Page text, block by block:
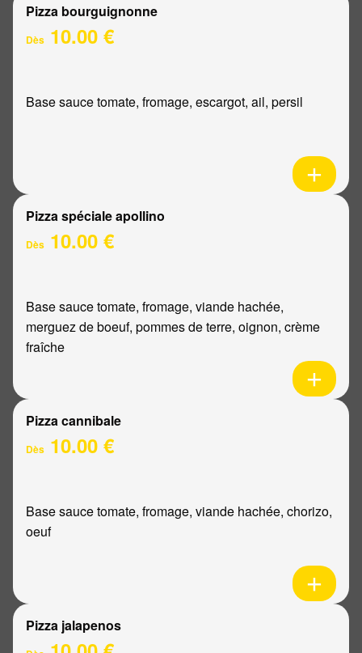
Pizza bourguignonne
Dès 10.00 €
Base sauce tomate, fromage, escargot, ail, persil
Pizza spéciale apollino
Dès 10.00 €
Base sauce tomate, fromage, viande hachée,
merguez de boeuf, pommes de terre, oignon, crème
fraîche
Pizza cannibale
Dès 10.00 €
Base sauce tomate, fromage, viande hachée, chorizo,
oeuf
Pizza jalapenos